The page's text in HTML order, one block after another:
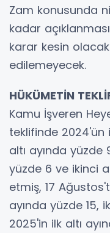
Zam konusunda
kadar
karar kesin
edilemeyecek.
HÜKÜMETİN
Kamu İşveren
teklifinde 2024'ün
altı ayında yüzde
yüzde 6 ve ikinci
etmiş, 17
ayında yüzde 15,
2025'in ilk altı